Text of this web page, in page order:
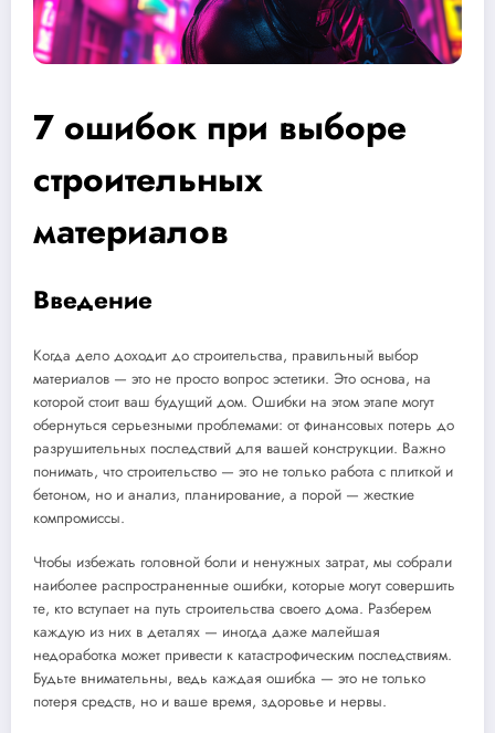
7 ошибок при выборе
строительных
материалов
Введение
Когда дело доходит до строительства, правильный выбор
материалов — это не просто вопрос эстетики. Это основа, на
которой стоит ваш будущий дом. Ошибки на этом этапе могут
обернуться серьезными проблемами: от финансовых потерь до
разрушительных последствий для вашей конструкции. Важно
понимать, что строительство — это не только работа с плиткой и
бетоном, но и анализ, планирование, а порой — жесткие
компромиссы.
Чтобы избежать головной боли и ненужных затрат, мы собрали
наиболее распространенные ошибки, которые могут совершить
те, кто вступает на путь строительства своего дома. Разберем
каждую из них в деталях — иногда даже малейшая
недоработка может привести к катастрофическим последствиям.
Будьте внимательны, ведь каждая ошибка — это не только
потеря средств, но и ваше время, здоровье и нервы.